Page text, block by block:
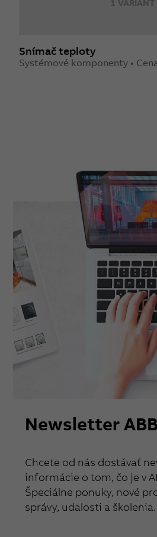
1 VARIANT
Snímač teploty
Systémové komponenty •
Newsletter ABB
Chcete od nás dostávať
informácie o tom, čo je v
Špeciálne ponuky, nové
správy, udalosti a školenia.